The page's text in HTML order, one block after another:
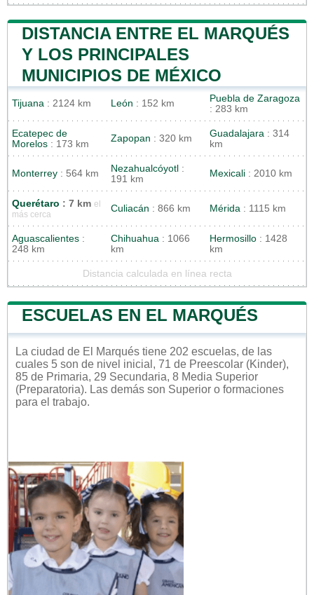
DISTANCIA ENTRE EL MARQUÉS
Y LOS PRINCIPALES
MUNICIPIOS DE MÉXICO
Tijuana : 2124 km León : 152 km
Puebla de Zaragoza
: 283 km
Ecatepec de
Morelos : 173 km
Zapopan : 320 km Guadalajara : 314
km
Monterrey : 564 km Nezahualcóyotl :
191 km
Mexicali : 2010 km
Querétaro : 7 km el
más cerca
Culiacán : 866 km Mérida : 1115 km
Aguascalientes :
248 km
Chihuahua : 1066
km
Hermosillo : 1428
km
Distancia calculada en línea recta
ESCUELAS EN EL MARQUÉS
La ciudad de El Marqués tiene 202 escuelas, de las
cuales 5 son de nivel inicial, 71 de Preescolar (Kinder),
85 de Primaria, 29 Secundaria, 8 Media Superior
(Preparatoria). Las demás son Superior o formaciones
para el trabajo.